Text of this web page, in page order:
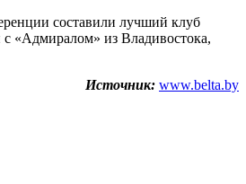
составили лучший клуб
«Адмиралом» из Владивостока,
Источник: www.belta.by